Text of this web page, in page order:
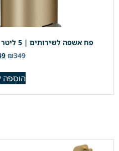
פח אשפה לשירותים | 5 ליטר | זהב מוברש | מק"ט 724
₪349
הוספה